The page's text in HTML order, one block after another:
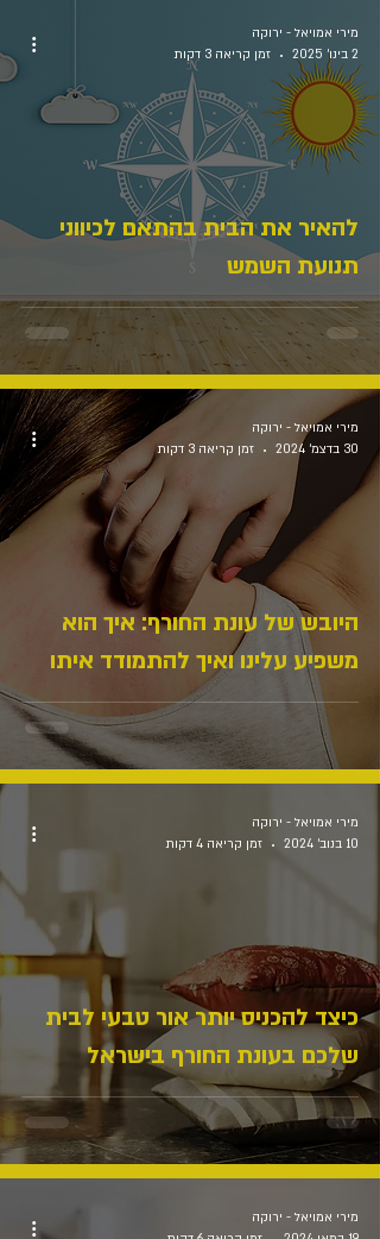
להאיר את הבית בהתאם לכיווני
תנועת השמש
מירי אמויאל - ירוקה
2 בינו׳ 2025
זמן קריאה 3 דקות
היובש של עונת החורף: איך הוא
משפיע עלינו ואיך להתמודד איתו
מירי אמויאל - ירוקה
30 בדצמ׳ 2024
זמן קריאה 3 דקות
כיצד להכניס יותר אור טבעי לבית
שלכם בעונת החורף בישראל
מירי אמויאל - ירוקה
10 בנוב׳ 2024
זמן קריאה 4 דקות
מירי אמויאל - ירוקה